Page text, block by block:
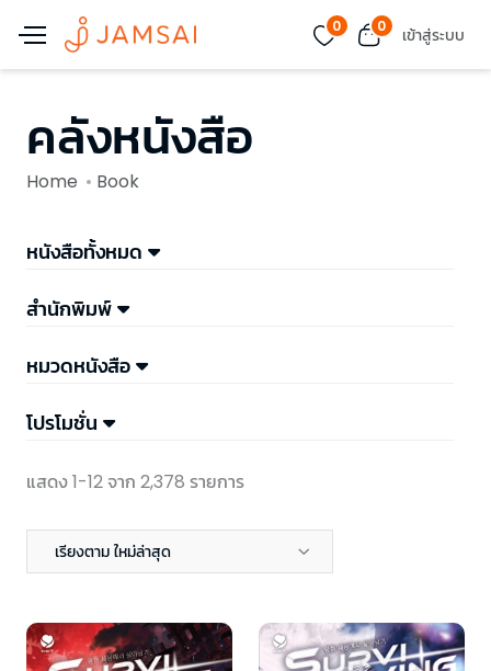
0 0 เข้าสู่ระบบ
คลังหนังสือ
Home Book
หนังสือทั้งหมด
สำนักพิมพ์
หมวดหนังสือ
โปรโมชั่น
แสดง 1-12 จาก 2,378 รายการ
เรียงตาม ใหม่ล่าสุด